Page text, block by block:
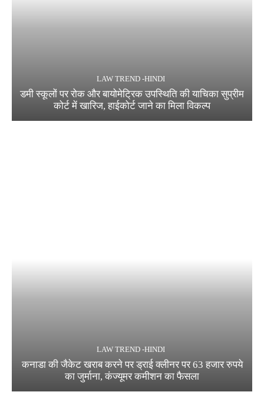
LAW TREND -HINDI
डमी स्कूलों पर रोक और बायोमेट्रिक उपस्थिति की याचिका सुप्रीम
कोर्ट में खारिज, हाईकोर्ट जाने का मिला विकल्प
LAW TREND -HINDI
कनाडा की जैकेट खराब करने पर ड्राई क्लीनर पर 63 हजार रुपये
का जुर्माना, कंज्यूमर कमीशन का फैसला